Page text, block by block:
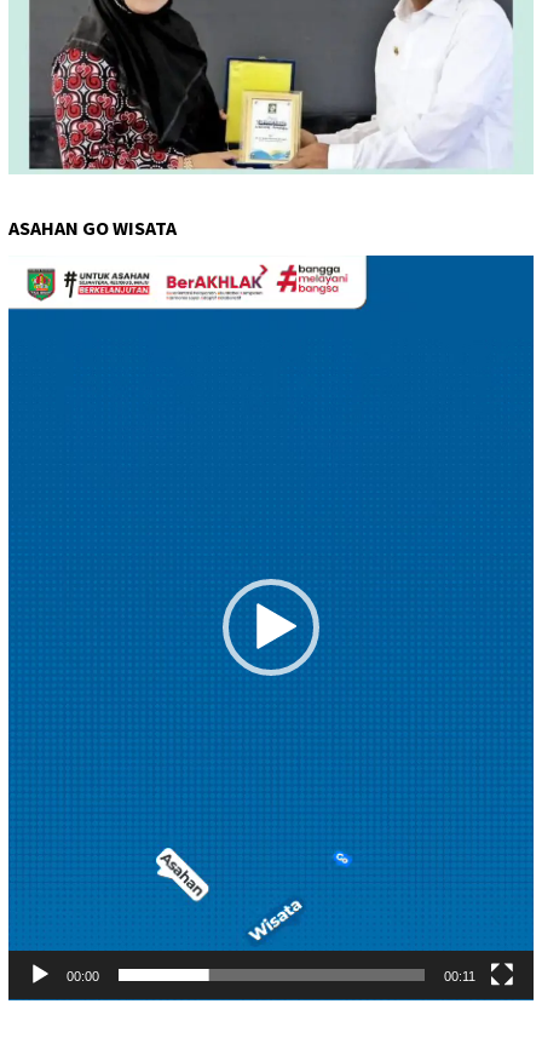
ASAHAN GO WISATA
Pemutar
Video
00:00 00:11